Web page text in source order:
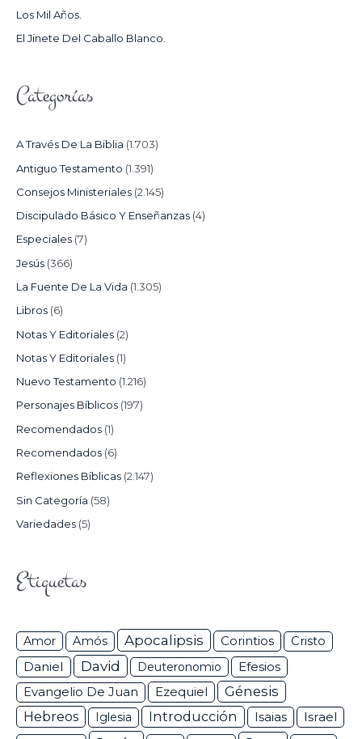
:Los Mil Años.
El Jinete Del Caballo Blanco.
Categorías
A Través De La Biblia (1.703)
Antiguo Testamento (1.391)
Consejos Ministeriales (2.145)
Discipulado Básico Y Enseñanzas (4)
Especiales (7)
Jesús (366)
La Fuente De La Vida (1.305)
Libros (6)
Notas Y Editoriales (2)
Notas Y Editoriales (1)
Nuevo Testamento (1.216)
Personajes Bíblicos (197)
Recomendados (1)
Recomendados (6)
Reflexiones Bíblicas (2.147)
Sin Categoría (58)
Variedades (5)
Etiquetas
Amor Amós Apocalipsis Corintios Cristo
Daniel David Deuteronomio Efesios
Evangelio De Juan Ezequiel
Génesis
Hebreos
Iglesia Introducción Isaias Israel